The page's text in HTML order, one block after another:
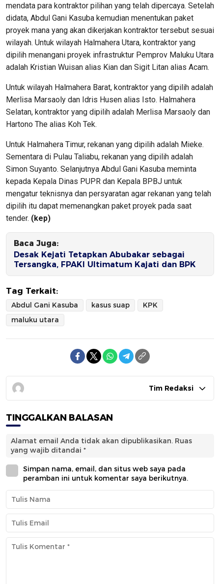
mendata para kontraktor pilihan yang telah dipercaya. Setelah
didata, Abdul Gani Kasuba kemudian menentukan paket
proyek mana yang akan dikerjakan kontraktor tersebut sesuai
wilayah. Untuk wilayah Halmahera Utara, kontraktor yang
dipilih menangani proyek infrastruktur Pemprov Maluku Utara
adalah Kristian Wuisan alias Kian dan Sigit Litan alias Acam.
Untuk wilayah Halmahera Barat, kontraktor yang dipilih adalah
Merlisa Marsaoly dan Idris Husen alias Isto. Halmahera
Selatan, kontraktor yang dipilih adalah Merlisa Marsaoly dan
Hartono The alias Koh Tek.
Untuk Halmahera Timur, rekanan yang dipilih adalah Mieke.
Sementara di Pulau Taliabu, rekanan yang dipilih adalah
Simon Suyanto. Selanjutnya Abdul Gani Kasuba meminta
kepada Kepala Dinas PUPR dan Kepala BPBJ untuk
mengatur teknisnya dan persyaratan agar rekanan yang telah
dipilih itu dapat memenangkan paket proyek pada saat
tender. (kep)
Baca Juga:
Desak Kejati Tetapkan Abubakar sebagai
Tersangka, FPAKI Ultimatum Kajati dan BPK
Tag Terkait:
Abdul Gani Kasuba kasus suap
KPK
maluku utara
Tim Redaksi
TINGGALKAN BALASAN
Alamat email Anda tidak akan dipublikasikan. Ruas
yang wajib ditandai *
Simpan nama, email, dan situs web saya pada
peramban ini untuk komentar saya berikutnya.